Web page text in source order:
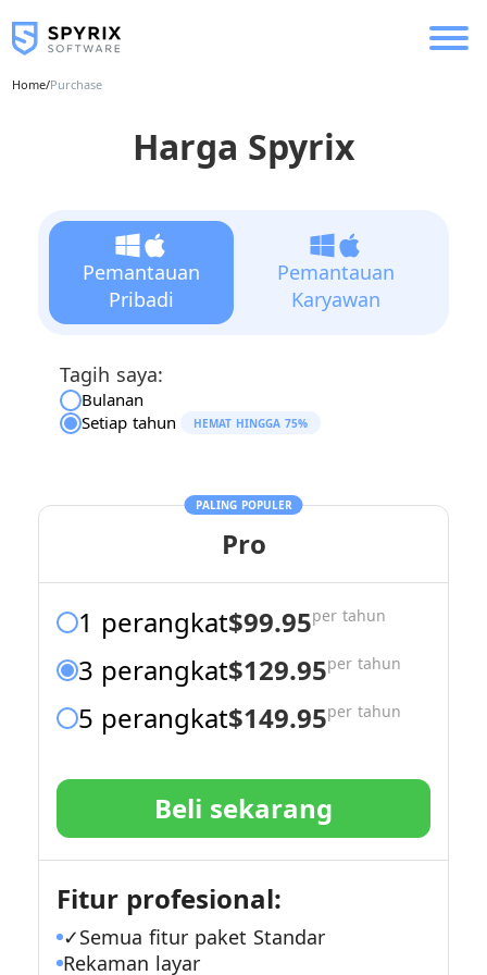
Home/Purchase
Harga Spyrix
Pemantauan
Pribadi
Pemantauan
Karyawan
Tagih saya:
Bulanan
Setiap tahun
HEMAT HINGGA 75%
Pro
PALING POPULER
1 perangkat$99.95per tahun
3 perangkat$129.95per tahun
5 perangkat$149.95per tahun
Beli sekarang
Fitur profesional:
✓Semua fitur paket Standar
Rekaman layar